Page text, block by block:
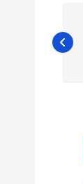
N
a